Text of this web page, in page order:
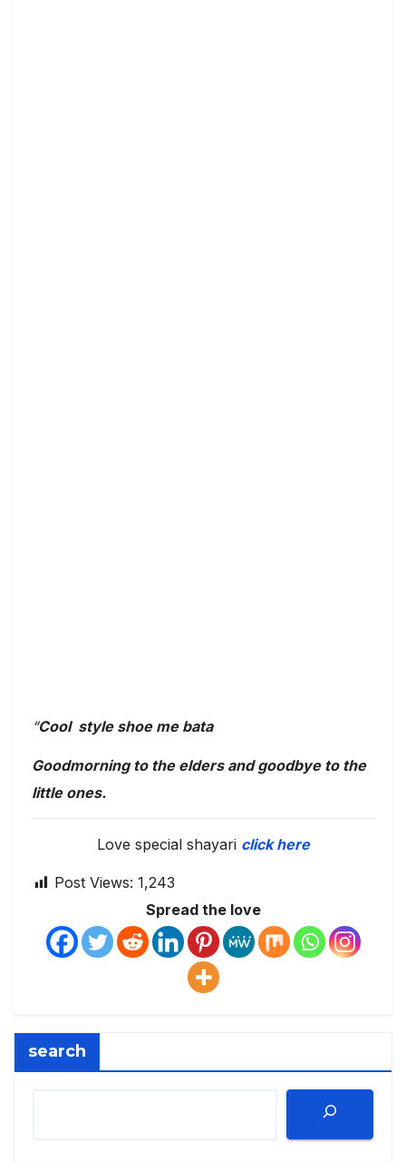
“Cool style shoe me bata
Goodmorning to the elders and goodbye to the
little ones.
Love special shayari click here
Post Views: 1,243
Spread the love
search